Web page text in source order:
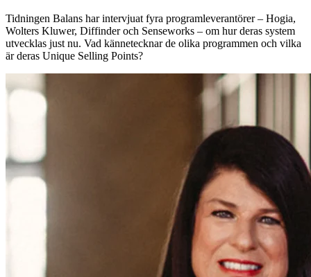
Tidningen Balans har intervjuat fyra programleverantörer – Hogia,
Wolters Kluwer, Diffinder och Senseworks – om hur deras system
utvecklas just nu. Vad kännetecknar de olika programmen och vilka
är deras Unique Selling Points?